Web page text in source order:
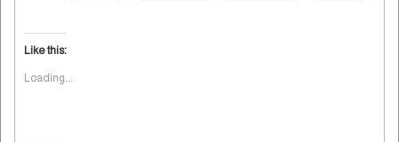
Like this:
Loading...